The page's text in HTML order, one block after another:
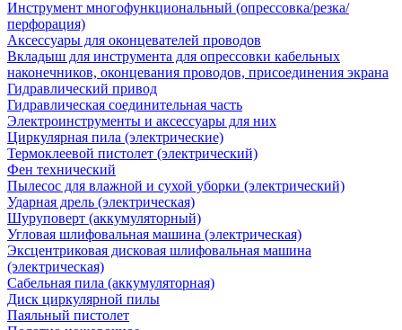
Инструмент многофункциональный (опрессовка/резка/
перфорация)
Аксессуары для оконцевателей проводов
Вкладыш для инструмента для опрессовки кабельных
наконечников, оконцевания проводов, присоединения экрана
Гидравлический привод
Гидравлическая соединительная часть
Электроинструменты и аксессуары для них
Циркулярная пила (электрические)
Термоклеевой пистолет (электрический)
Фен технический
Пылесос для влажной и сухой уборки (электрический)
Ударная дрель (электрическая)
Шуруповерт (аккумуляторный)
Угловая шлифовальная машина (электрическая)
Эксцентриковая дисковая шлифовальная машина
(электрическая)
Сабельная пила (аккумуляторная)
Диск циркулярной пилы
Паяльный пистолет